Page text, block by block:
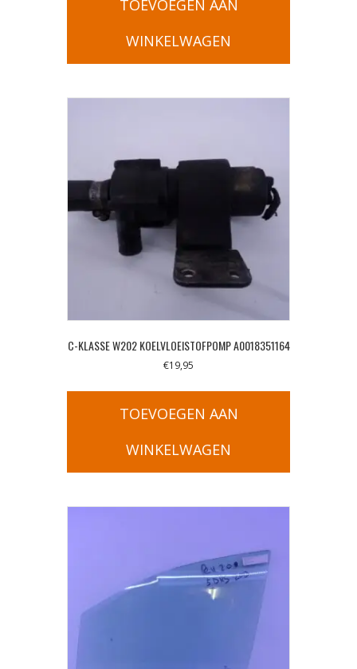
TOEVOEGEN AAN
WINKELWAGEN
C-KLASSE W202 KOELVLOEISTOFPOMP A0018351164
€19,95
TOEVOEGEN AAN
WINKELWAGEN